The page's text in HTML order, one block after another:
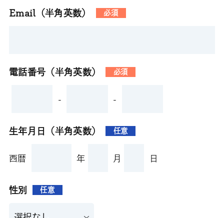
Email（半角英数） 必須
電話番号（半角英数） 必須
- -
生年月日（半角英数） 任意
西暦 年 月 日
性別 任意